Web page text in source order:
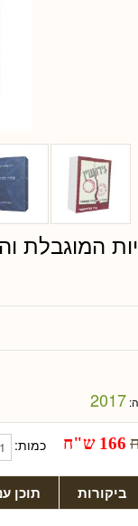
המוגבלת
2017
166 ש"ח כמות:
תוכן ביקורות